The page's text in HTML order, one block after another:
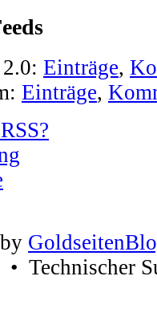
Einträge,
Einträge,
• Technischer